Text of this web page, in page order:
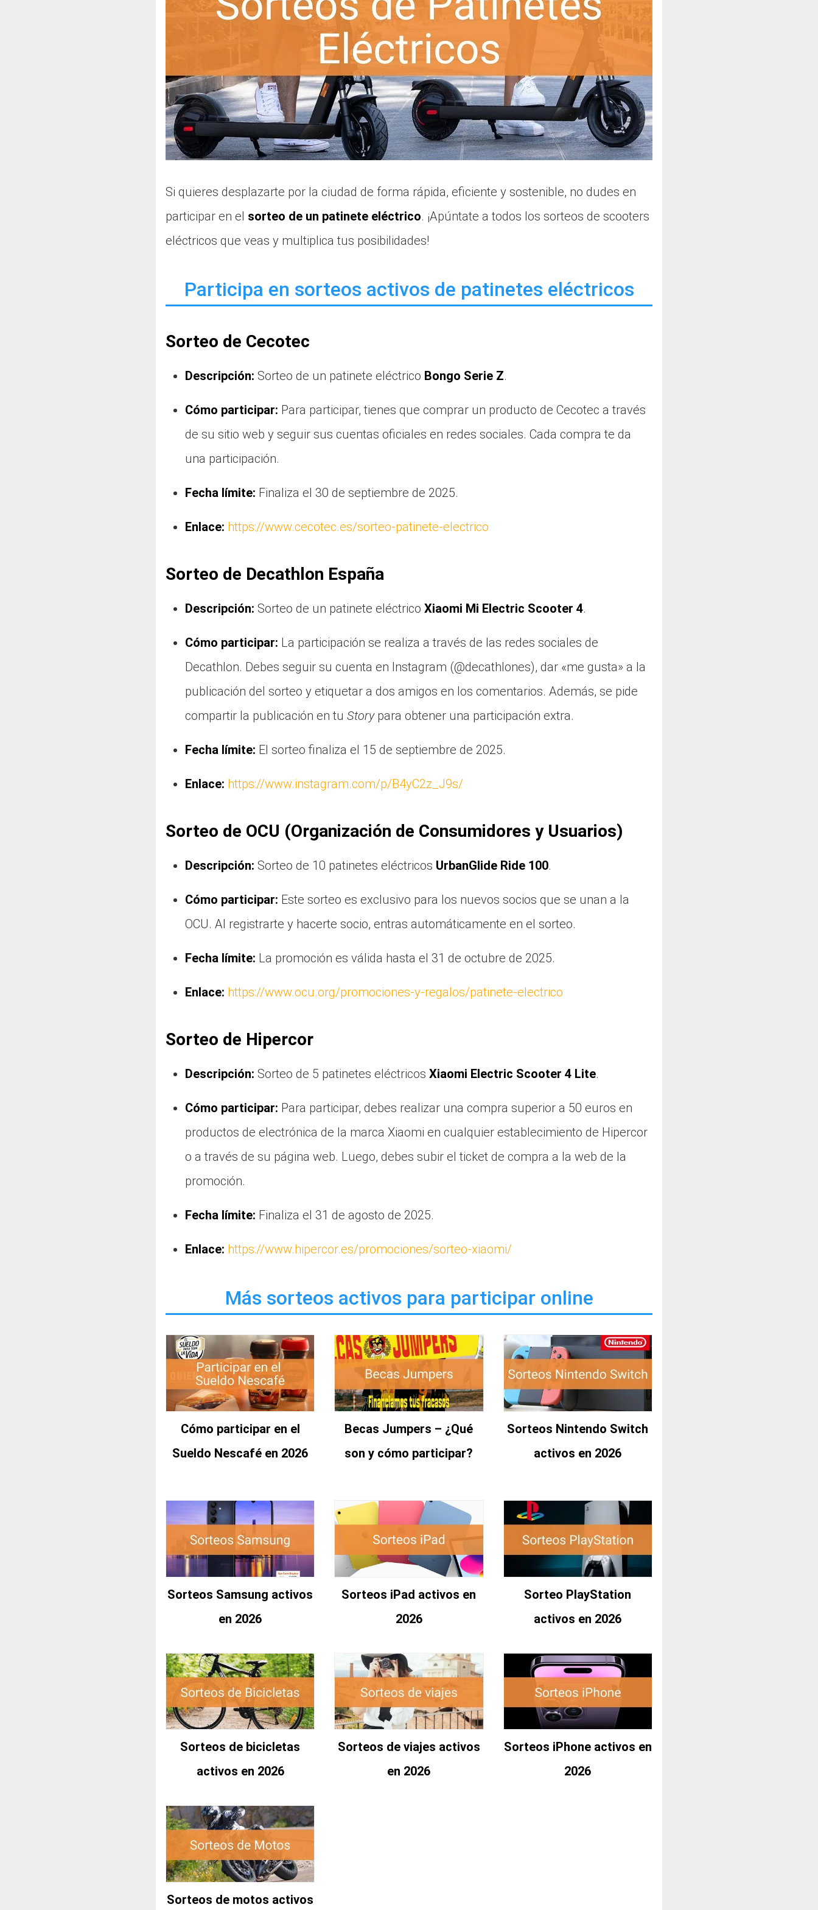
Si quieres desplazarte por la ciudad de forma rápida, eficiente y sostenible, no dudes en
participar en el sorteo de un patinete eléctrico. ¡Apúntate a todos los sorteos de scooters
eléctricos que veas y multiplica tus posibilidades!
Participa en sorteos activos de patinetes eléctricos
Sorteo de Cecotec
Descripción: Sorteo de un patinete eléctrico Bongo Serie Z.
Cómo participar: Para participar, tienes que comprar un producto de Cecotec a través
de su sitio web y seguir sus cuentas oficiales en redes sociales. Cada compra te da
una participación.
Fecha límite: Finaliza el 30 de septiembre de 2025.
Enlace: https://www.cecotec.es/sorteo-patinete-electrico
Sorteo de Decathlon España
Descripción: Sorteo de un patinete eléctrico Xiaomi Mi Electric Scooter 4.
Cómo participar: La participación se realiza a través de las redes sociales de
Decathlon. Debes seguir su cuenta en Instagram (@decathlones), dar «me gusta» a la
publicación del sorteo y etiquetar a dos amigos en los comentarios. Además, se pide
compartir la publicación en tu Storypara obtener una participación extra.
Fecha límite: El sorteo finaliza el 15 de septiembre de 2025.
Enlace: https://www.instagram.com/p/B4yC2z_J9s/
Sorteo de OCU (Organización de Consumidores y Usuarios)
Descripción: Sorteo de 10 patinetes eléctricos UrbanGlide Ride 100.
Cómo participar: Este sorteo es exclusivo para los nuevos socios que se unan a la
OCU. Al registrarte y hacerte socio, entras automáticamente en el sorteo.
Fecha límite: La promoción es válida hasta el 31 de octubre de 2025.
Enlace: https://www.ocu.org/promociones-y-regalos/patinete-electrico
Sorteo de Hipercor
Descripción: Sorteo de 5 patinetes eléctricos Xiaomi Electric Scooter 4 Lite.
Cómo participar: Para participar, debes realizar una compra superior a 50 euros en
productos de electrónica de la marca Xiaomi en cualquier establecimiento de Hipercor
o a través de su página web. Luego, debes subir el ticket de compra a la web de la
promoción.
Fecha límite: Finaliza el 31 de agosto de 2025.
Enlace: https://www.hipercor.es/promociones/sorteo-xiaomi/
Más sorteos activos para participar online
Cómo participar en el
Sueldo Nescafé en 2026
Becas Jumpers – ¿Qué
son y cómo participar?
Sorteos Nintendo Switch
activos en 2026
Sorteos Samsung activos
en 2026
Sorteos iPad activos en
2026
Sorteo PlayStation
activos en 2026
Sorteos de bicicletas
activos en 2026
Sorteos de viajes activos
en 2026
Sorteos iPhone activos en
2026
Sorteos de motos activos